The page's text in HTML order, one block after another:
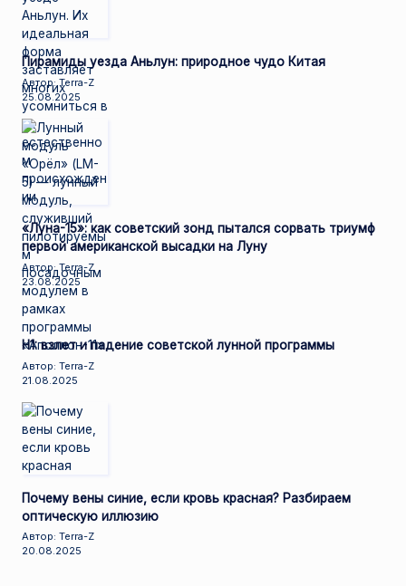
Пирамиды уезда Аньлун: природное чудо Китая
Автор: Terra-Z
25.08.2025
«Луна-15»: как советский зонд пытался сорвать триумф
первой американской высадки на Луну
Автор: Terra-Z
23.08.2025
Н1: взлет и падение советской лунной программы
Автор: Terra-Z
21.08.2025
Почему вены синие, если кровь красная? Разбираем
оптическую иллюзию
Автор: Terra-Z
20.08.2025